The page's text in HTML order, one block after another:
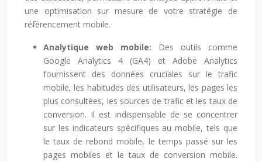
une optimisation sur mesure de votre stratégie de
référencement mobile.
Analytique web mobile: Des outils comme
Google Analytics 4 (GA4) et Adobe Analytics
fournissent des données cruciales sur le trafic
mobile, les habitudes des utilisateurs, les pages les
plus consultées, les sources de trafic et les taux de
conversion. Il est indispensable de se concentrer
sur les indicateurs spécifiques au mobile, tels que
le taux de rebond mobile, le temps passé sur les
pages mobiles et le taux de conversion mobile.